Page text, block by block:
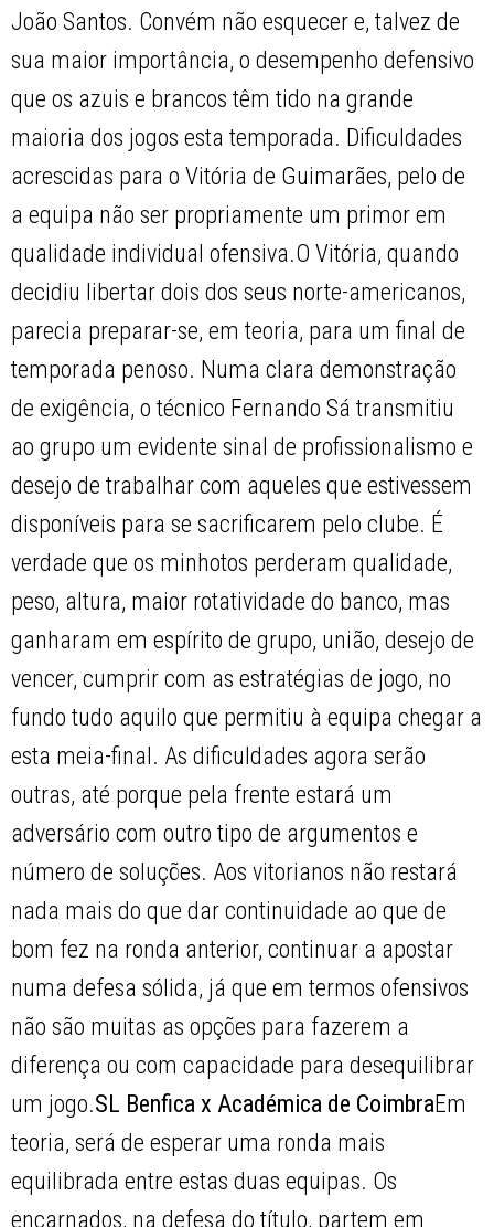
João Santos. Convém não esquecer e, talvez de
sua maior importância, o desempenho defensivo
que os azuis e brancos têm tido na grande
maioria dos jogos esta temporada. Dificuldades
acrescidas para o Vitória de Guimarães, pelo de
a equipa não ser propriamente um primor em
qualidade individual ofensiva.O Vitória, quando
decidiu libertar dois dos seus norte-americanos,
parecia preparar-se, em teoria, para um final de
temporada penoso. Numa clara demonstração
de exigência, o técnico Fernando Sá transmitiu
ao grupo um evidente sinal de profissionalismo e
desejo de trabalhar com aqueles que estivessem
disponíveis para se sacrificarem pelo clube. É
verdade que os minhotos perderam qualidade,
peso, altura, maior rotatividade do banco, mas
ganharam em espírito de grupo, união, desejo de
vencer, cumprir com as estratégias de jogo, no
fundo tudo aquilo que permitiu à equipa chegar a
esta meia-final. As dificuldades agora serão
outras, até porque pela frente estará um
adversário com outro tipo de argumentos e
número de soluções. Aos vitorianos não restará
nada mais do que dar continuidade ao que de
bom fez na ronda anterior, continuar a apostar
numa defesa sólida, já que em termos ofensivos
não são muitas as opções para fazerem a
diferença ou com capacidade para desequilibrar
um jogo.SL Benfica x Académica de CoimbraEm
teoria, será de esperar uma ronda mais
equilibrada entre estas duas equipas. Os
encarnados, na defesa do título, partem em